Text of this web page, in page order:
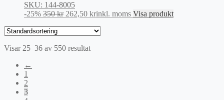
SKU: 144-8005
-25% 350kr Det
350 kr.
262,50 krDet
priset
inkl. moms Visa produkt
Visar 25–36 av 550 resultat
←
1
2
3